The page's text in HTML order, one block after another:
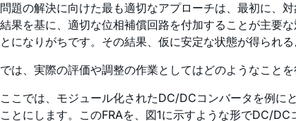
問題の解決に向けた最も適切なアプローチは、最初に、
結果を基に、適切な位相補償回路を付加することが主要
とになりがちです。その結果、仮に安定な状態が得られ
では、実際の評価や調整の作業としてはどのようなことを
ここでは、モジュール化されたDC/DCコンバータを例に
ことにします。このFRAを、図1に示すような形でDC/DC